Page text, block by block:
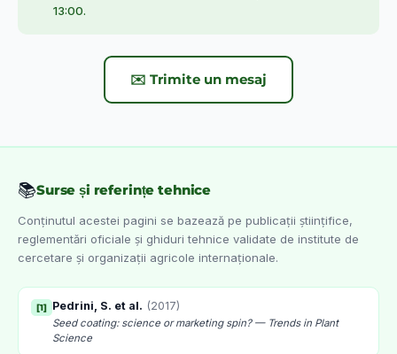
13:00.
✉️ Trimite un mesaj
📚Surse și referințe tehnice
Conținutul acestei pagini se bazează pe publicații științifice,
reglementări oficiale și ghiduri tehnice validate de institute de
cercetare și organizații agricole internaționale.
[1] Pedrini, S. et al. (2017)
Seed coating: science or marketing spin? — Trends in Plant
Science